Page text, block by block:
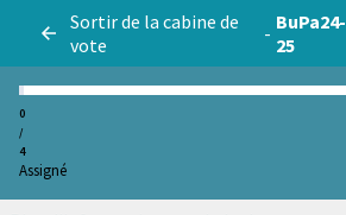
Sortir de la cabine de
vote
- BuPa24-
25
0
/
4
Assigné